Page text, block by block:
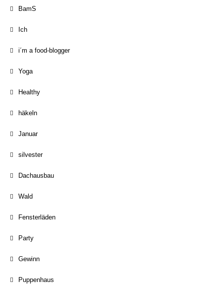
BamS
Ich
i´m a food-blogger
Yoga
Healthy
häkeln
Januar
silvester
Dachausbau
Wald
Fensterläden
Party
Gewinn
Puppenhaus